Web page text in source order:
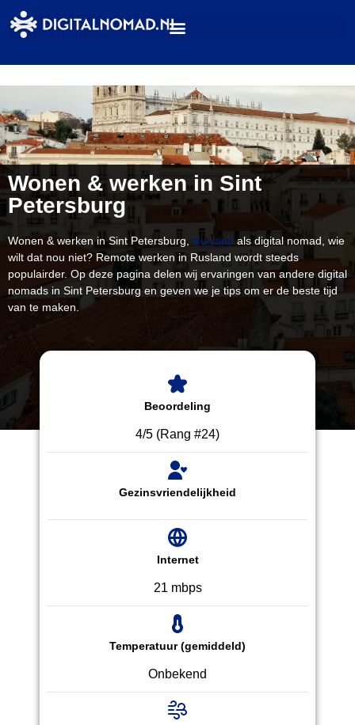
Wonen & werken in Sint
Petersburg
Wonen & werken in Sint Petersburg, Ruslandals digital nomad, wie
wilt dat nou niet? Remote werken in Rusland wordt steeds
populairder. Op deze pagina delen wij ervaringen van andere digital
nomads in Sint Petersburg en geven we je tips om er de beste tijd
van te maken.
Beoordeling
4/5 (Rang #24)
Gezinsvriendelijkheid
Internet
21 mbps
Temperatuur (gemiddeld)
Onbekend